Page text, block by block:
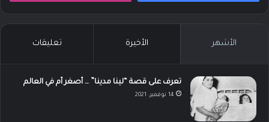
الأشهر الأخيرة تعليقات
تعرف على قصة “لينا مدينا” … أصغر أم في العالم
14 نوفمبر، 2021